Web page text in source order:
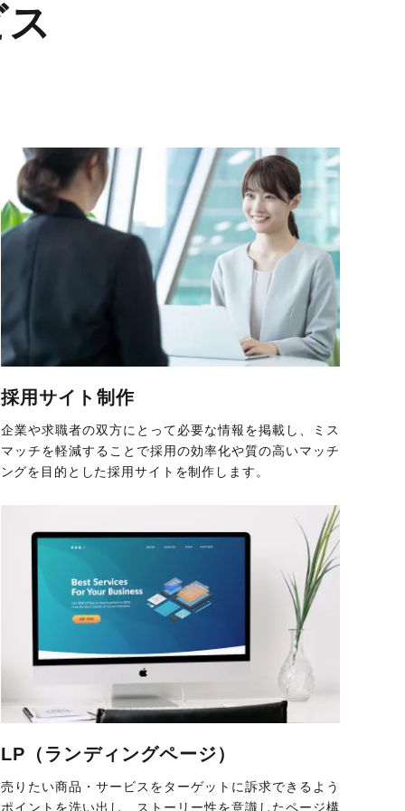
採用サイト制作
企業や求職者の双方にとって必要な情報を掲載し、ミス
マッチを軽減することで採用の効率化や質の高いマッチ
ングを目的とした採用サイトを制作します。
LP（ランディングページ）
売りたい商品・サービスをターゲットに訴求できるよう
ポイントを洗い出し、ストーリー性を意識したページ構